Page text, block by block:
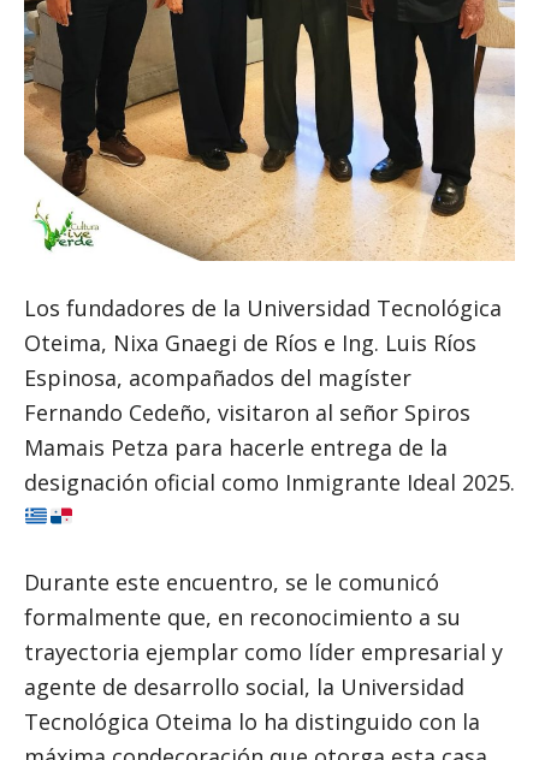
Los fundadores de la Universidad Tecnológica
Oteima, Nixa Gnaegi de Ríos e Ing. Luis Ríos
Espinosa, acompañados del magíster
Fernando Cedeño, visitaron al señor Spiros
Mamais Petza para hacerle entrega de la
designación oficial como Inmigrante Ideal 2025.
Durante este encuentro, se le comunicó
formalmente que, en reconocimiento a su
trayectoria ejemplar como líder empresarial y
agente de desarrollo social, la Universidad
Tecnológica Oteima lo ha distinguido con la